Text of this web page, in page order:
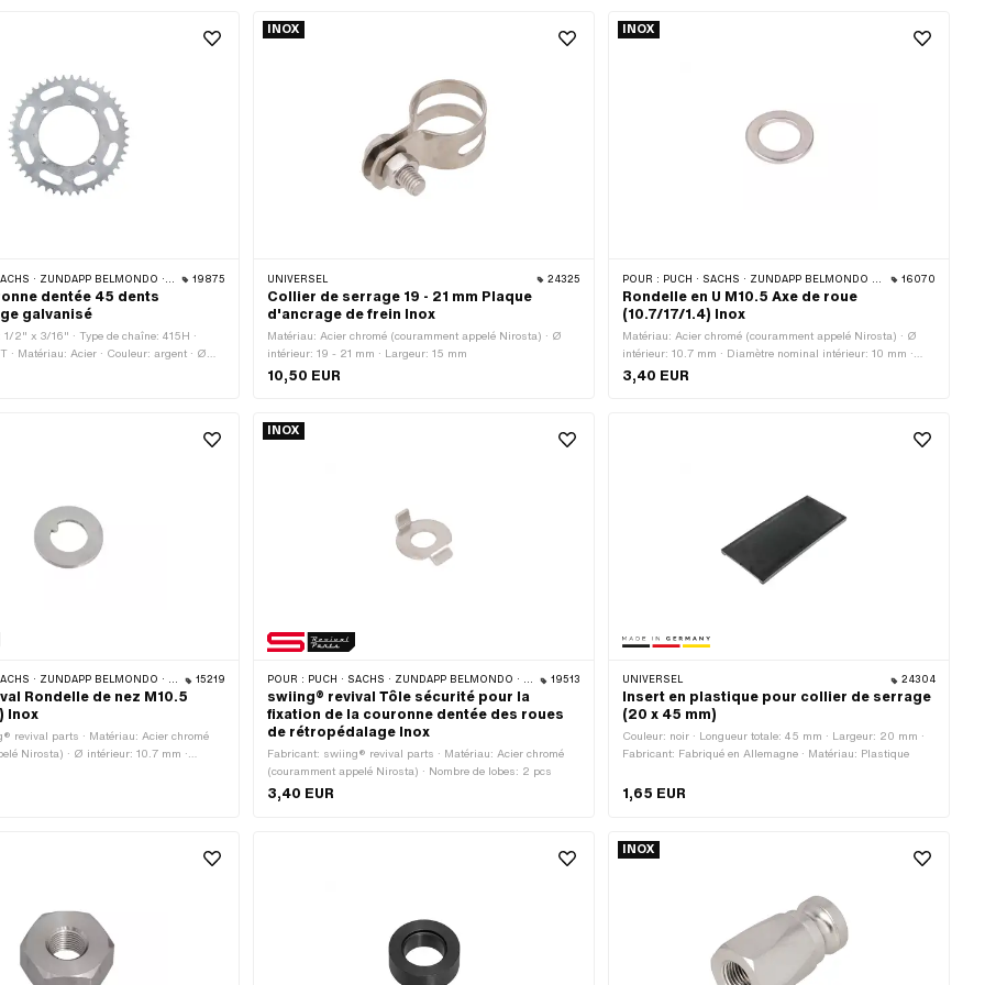
· ZÜNDAPP BELMONDO · CILO 19875
dentée 45 dents
galvanisé
2" x 3/16" · Type de chaîne: 415H ·
· Matériau: Acier · Couleur: argent · Ø
Surface: galvanisé bleu · Nombre de
trou de fixation: 6.4 mm · Nombre de
INOX
UNIVERSEL 24325
Collier de serrage 19 - 21 mm Plaque
d'ancrage de frein Inox
Matériau: Acier chromé (couramment appelé Nirosta) · Ø
intérieur: 19 - 21 mm · Largeur: 15 mm
10,50 EUR
INOX
POUR : PUCH · SACHS · ZÜNDAPP BELMONDO · CILO 16070
Rondelle en U M10.5 Axe de roue
(10.7/17/1.4) Inox
Matériau: Acier chromé (couramment appelé Nirosta) · Ø
intérieur: 10.7 mm · Diamètre nominal intérieur: 10 mm ·
Diamètre nominal (filetage): 10 mm · Ø extérieur: 17.6 mm ·
Épaisseur: 1.4 mm
3,40 EUR
· ZÜNDAPP BELMONDO · CILO 15219
Rondelle de nez M10.5
Inox
revival parts · Matériau: Acier chromé
Nirosta) · Ø intérieur: 10.7 mm ·
Ø extérieur: 20 mm · Épaisseur: 1.7 mm
INOX
POUR : PUCH · SACHS · ZÜNDAPP BELMONDO · CILO 19513
swiing® revival Tôle sécurité pour la
fixation de la couronne dentée des roues
de rétropédalage Inox
Fabricant: swiing® revival parts · Matériau: Acier chromé
(couramment appelé Nirosta) · Nombre de lobes: 2 pcs
3,40 EUR
UNIVERSEL 24304
Insert en plastique pour collier de serrage
(20 x 45 mm)
Couleur: noir · Longueur totale: 45 mm · Largeur: 20 mm ·
Fabricant: Fabriqué en Allemagne · Matériau: Plastique
1,65 EUR
INOX